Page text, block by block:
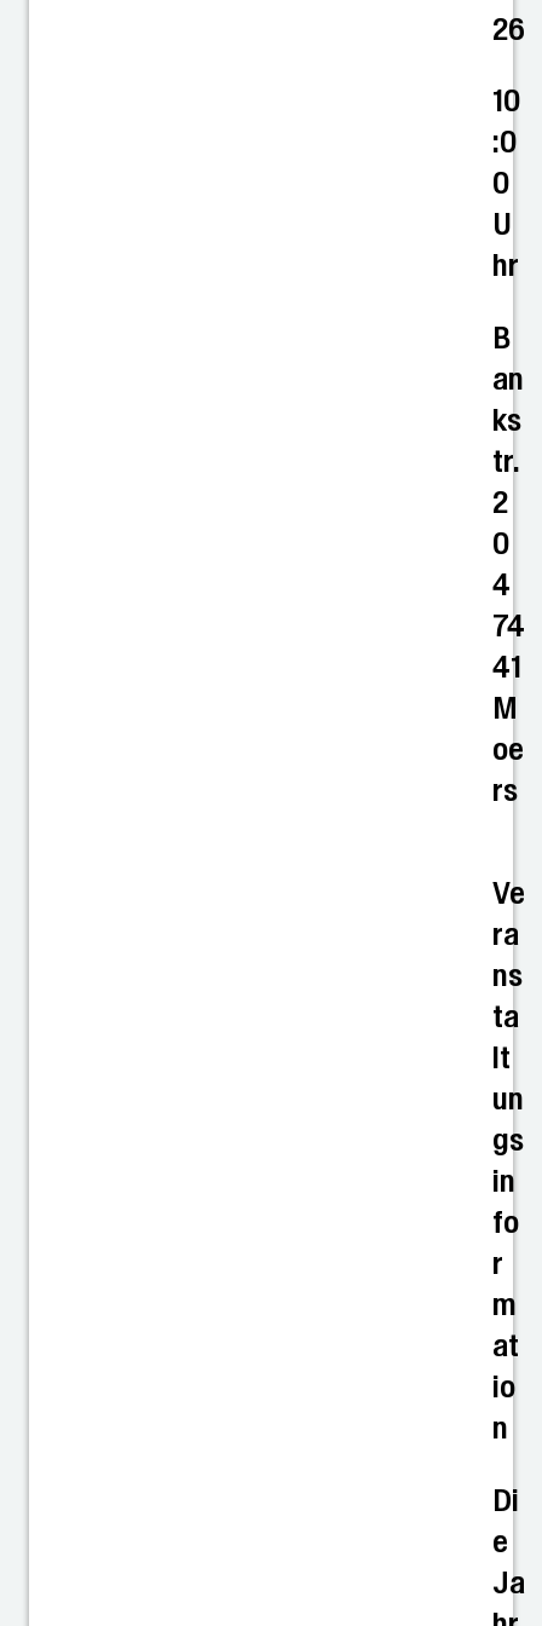
26
10
:0
0
U
hr
B
an
ks
tr.
2
0
4
74
41
M
oe
rs
Ve
ra
ns
ta
lt
un
gs
in
fo
r
m
at
io
n
Di
e
Ja